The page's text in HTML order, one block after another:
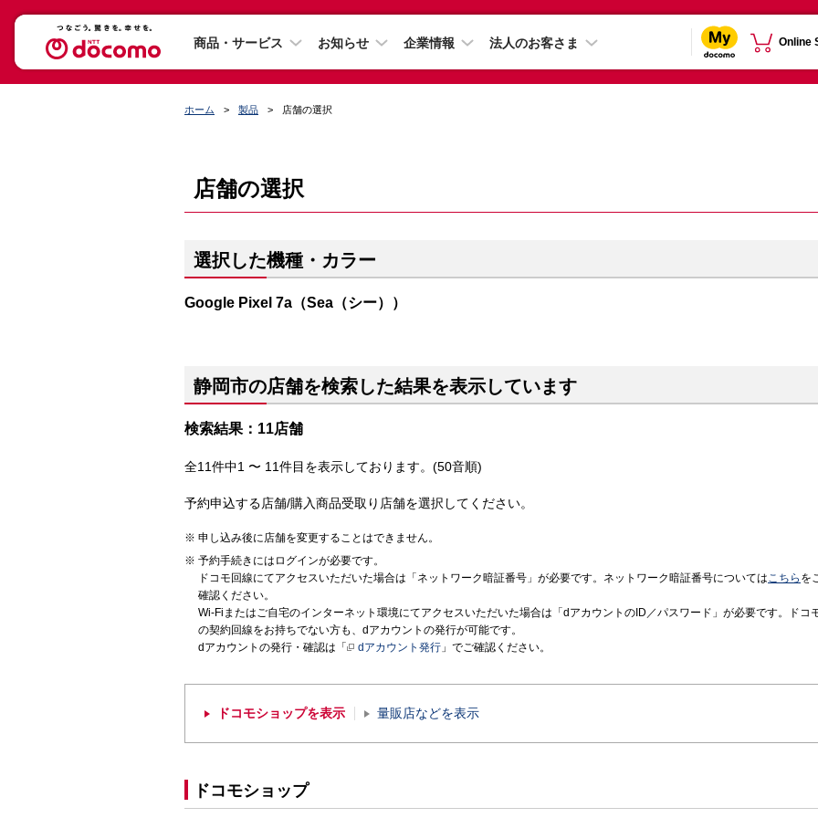
商品・サービス お知らせ 企業情報 法人のお客さま Online
ホーム 製品 店舗の選択
店舗の選択
選択した機種・カラー
Google Pixel 7a（Sea（シー））
静岡市の店舗を検索した結果を表示しています
検索結果：11店舗
全11件中1 〜 11件目を表示しております。(50音順)
予約申込する店舗/購入商品受取り店舗を選択してください。
申し込み後に店舗を変更することはできません。
予約手続きにはログインが必要です。
ドコモ回線にてアクセスいただいた場合は「ネットワーク暗証番号」が必要です。ネットワーク暗証番号についてはこちら を
確認ください。
Wi-Fiまたはご自宅のインターネット環境にてアクセスいただいた場合は「dアカウントのID／パスワード」が必要です。ドコ
の契約回線をお持ちでない方も、dアカウントの発行が可能です。
dアカウントの発行・確認は「
dアカウント発行 」でご確認ください。
ドコモショップを表示 量販店などを表示
ドコモショップ